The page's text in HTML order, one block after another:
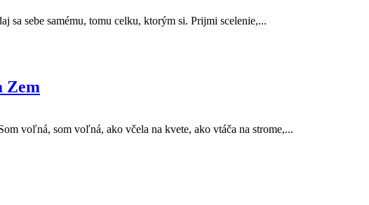
sa sebe samé­mu, tomu celku, ktorým si. Pri­j­mi sce­lenie,...
Zem
voľná, som voľná, ako včela na kvete, ako vtáča na strome,...